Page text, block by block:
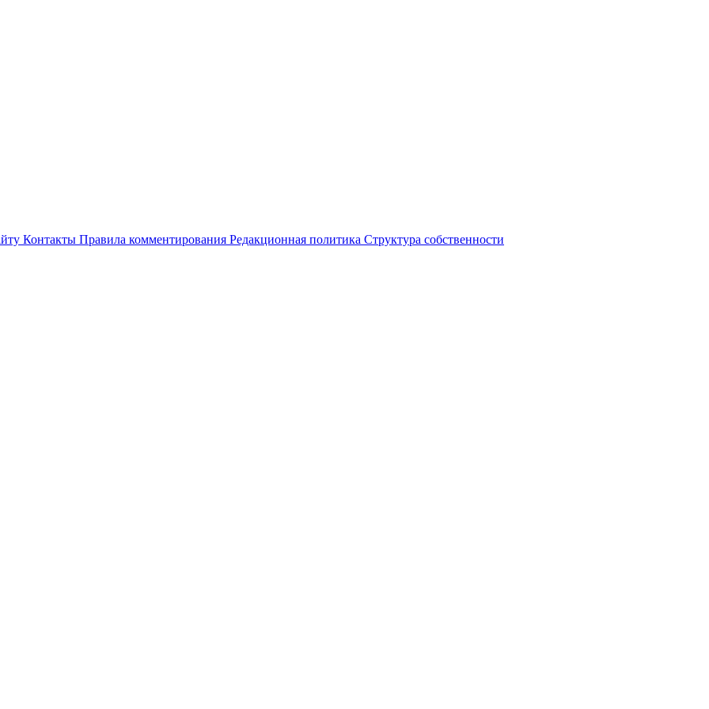
Контакты Правила комментирования Редакционная политика Структура собственности